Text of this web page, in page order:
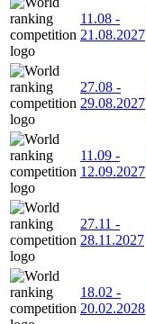
11.08 -
21.08.2027
27.08 -
29.08.2027
11.09 -
12.09.2027
27.11 -
28.11.2027
18.02 -
20.02.2028